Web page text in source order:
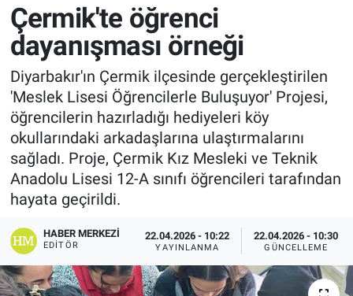
Çermik'te öğrenci
dayanışması örneği
Diyarbakır'ın Çermik ilçesinde gerçekleştirilen
'Meslek Lisesi Öğrencilerle Buluşuyor' Projesi,
öğrencilerin hazırladığı hediyeleri köy
okullarındaki arkadaşlarına ulaştırmalarını
sağladı. Proje, Çermik Kız Mesleki ve Teknik
Anadolu Lisesi 12-A sınıfı öğrencileri tarafından
hayata geçirildi.
HABER MERKEZI
EDITÖR
22.04.2026 - 10:22
YAYINLANMA
22.04.2026 - 10:30
GÜNCELLEME